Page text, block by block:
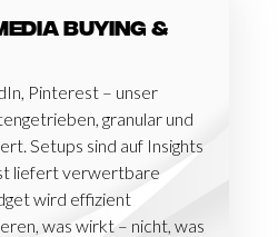
Buying &
Pinterest – unser
granular und
Setups sind auf Insights
liefert verwertbare
wird effizient
was wirkt – nicht, was